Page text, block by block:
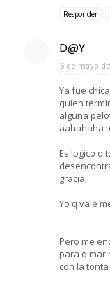
Responder
D@Y
6 de mayo de
Ya fue
quien
alguna
aahahaha
Es logico q
gracia..
Yo q vale
Pero me
para q mar
con la